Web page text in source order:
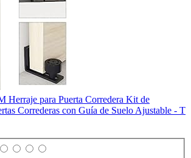
Herraje para Puerta Corredera Kit de
Correderas con Guía de Suelo Ajustable - T